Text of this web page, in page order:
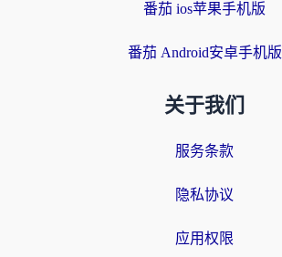
番茄 ios苹果手机版
番茄 Android安卓手机版
关于我们
服务条款
隐私协议
应用权限